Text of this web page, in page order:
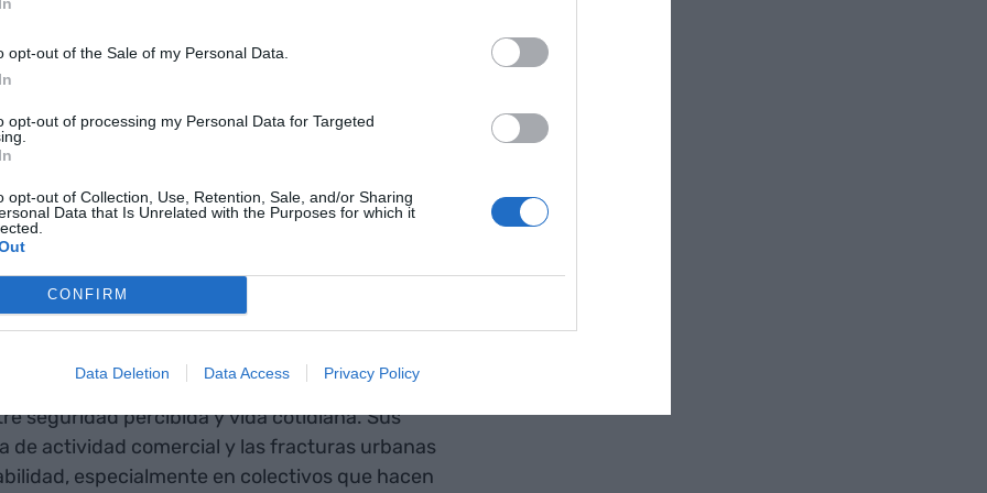
opt-out of the Sale of my Personal Data.
opt-out of processing my Personal Data for Targeted
opt-out of Collection, Use, Retention, Sale, and/or Sharing
Data that Is Unrelated with the Purposes for which it
CONFIRM
Data Deletion Data Access Privacy Policy
percibidos como más inseguros suelen ser
o con baja actividad social.
bajadas,
actividad
más
de
la perspectiva del urbanismo feminista, ha
seguridad percibida y vida cotidiana. Sus
de actividad comercial y las fracturas urbanas
especialmente en colectivos que hacen